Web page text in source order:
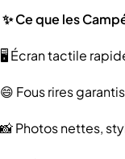
✨ Ce que les
🖥️ Écran tactile
😄 Fous rires
📸 Photos nettes,